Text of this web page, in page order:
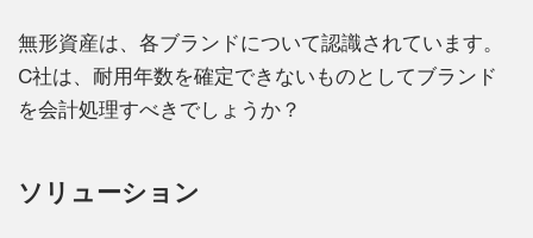
無形資産は、各ブランドについて認識されています。
C社は、耐用年数を確定できないものとしてブランド
を会計処理すべきでしょうか？
ソリューション